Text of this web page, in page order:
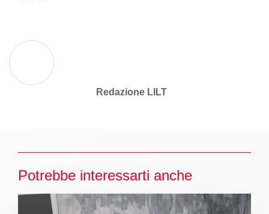
Redazione LILT
Potrebbe interessarti anche